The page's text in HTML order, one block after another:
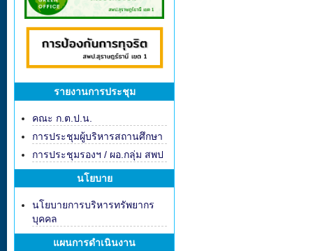
รายงานการประชุม
คณะ ก.ต.ป.น.
การประชุมผู้บริหารสถานศึกษา
การประชุมรองฯ / ผอ.กลุ่ม สพป
นโยบาย
นโยบายการบริหารทรัพยากร
บุคคล
แผนการดำเนินงาน